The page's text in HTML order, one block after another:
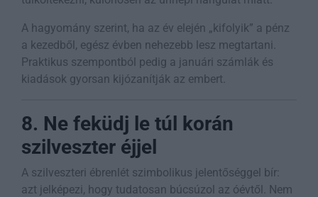
A hagyomány szerint, ha az év elején „kifolyik” a pénz
a kezedből, egész évben nehezebb lesz megtartani.
Praktikus szempontból pedig a januári számlák és
kiadások gyorsan kijózanítják az embert.
8. Ne feküdj le túl korán
szilveszter éjjel
A szilveszteri ébrenlét szimbolikus jelentőséggel bír:
azt jelképezi, hogy tudatosan búcsúzol az óévtől. Nem